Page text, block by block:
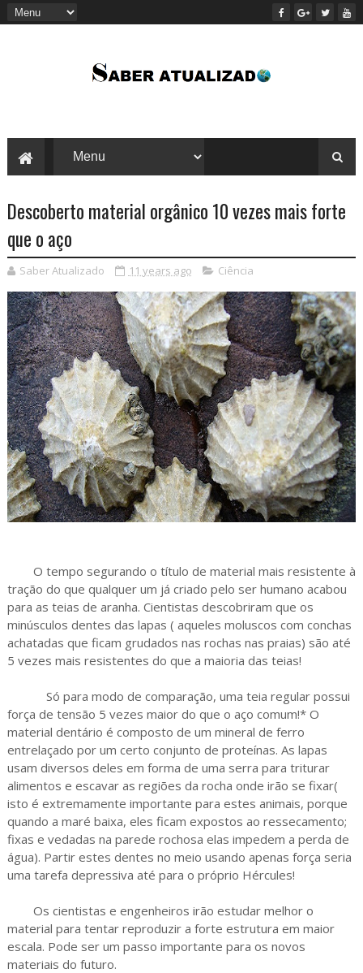
Descoberto material orgânico 10 vezes mais forte
que o aço
Saber Atualizado 11 years ago Ciência
O tempo segurando o título de material mais resistente à
tração do que qualquer um já criado pelo ser humano acabou
para as teias de aranha. Cientistas descobriram que os
minúsculos dentes das lapas ( aqueles moluscos com conchas
achatadas que ficam grudados nas rochas nas praias) são até
5 vezes mais resistentes do que a maioria das teias!
Só para modo de comparação, uma teia regular possui
força de tensão 5 vezes maior do que o aço comum!* O
material dentário é composto de um mineral de ferro
entrelaçado por um certo conjunto de proteínas. As lapas
usam diversos deles em forma de uma serra para triturar
alimentos e escavar as regiões da rocha onde irão se fixar(
isto é extremamente importante para estes animais, porque
quando a maré baixa, eles ficam expostos ao ressecamento;
fixas e vedadas na parede rochosa elas impedem a perda de
água). Partir estes dentes no meio usando apenas força seria
uma tarefa depressiva até para o próprio Hércules!
Os cientistas e engenheiros irão estudar melhor o
material para tentar reproduzir a forte estrutura em maior
escala. Pode ser um passo importante para os novos
materiais do futuro.